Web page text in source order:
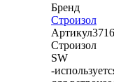
Бренд
Строизол
Артикул
Строизол
SW
-